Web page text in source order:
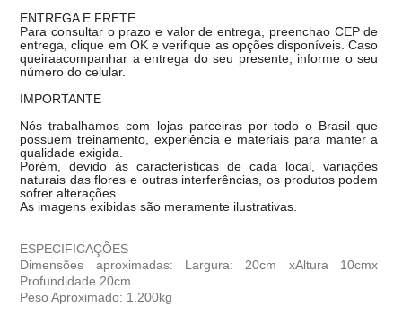
ENTREGA E FRETE
Para consultar o prazo e valor de entrega, preenchao CEP de
entrega, clique em OK e verifique as opções disponíveis. Caso
queiraacompanhar a entrega do seu presente, informe o seu
número do celular.
IMPORTANTE
Nós trabalhamos com lojas parceiras por todo o Brasil que
possuem treinamento, experiência e materiais para manter a
qualidade exigida.
Porém, devido às características de cada local, variações
naturais das flores e outras interferências, os produtos podem
sofrer alterações.
As imagens exibidas são meramente ilustrativas.
ESPECIFICAÇÕES
Dimensões aproximadas: Largura: 20cm xAltura 10cmx
Profundidade 20cm
Peso Aproximado: 1.200kg